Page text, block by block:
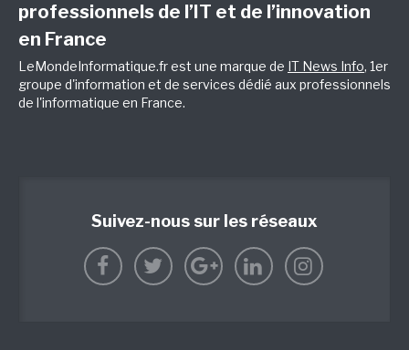
professionnels de l’IT et de l’innovation
en France
LeMondeInformatique.fr est une marque de IT News Info, 1er
groupe d'information et de services dédié aux professionnels
de l'informatique en France.
Suivez-nous sur les réseaux